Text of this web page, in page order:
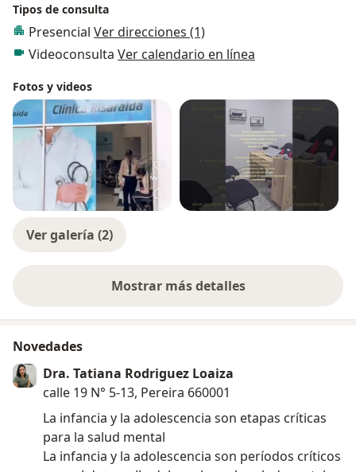
Tipos de consulta
Presencial Ver direcciones (1)
Videoconsulta Ver calendario en línea
Fotos y videos
Ver galería (2)
Mostrar más detalles
sobre la experiencia
Novedades
Dra. Tatiana Rodriguez Loaiza
calle 19 N° 5-13, Pereira 660001
La infancia y la adolescencia son etapas críticas
para la salud mental
La infancia y la adolescencia son períodos críticos